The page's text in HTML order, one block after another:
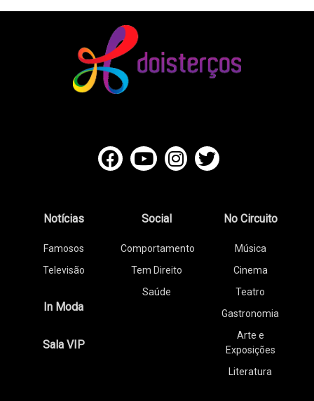
Notícias
Famosos
Televisão
In Moda
Sala VIP
Social
Comportamento
Tem Direito
Saúde
No Circuito
Música
Cinema
Teatro
Gastronomia
Arte e
Exposições
Literatura